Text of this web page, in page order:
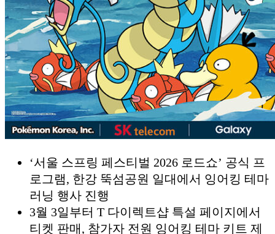
‘서울 스프링 페스티벌 2026 로드쇼’ 공식 프
로그램, 한강 뚝섬공원 일대에서 잉어킹 테마
러닝 행사 진행
3월 3일부터 T 다이렉트샵 특설 페이지에서
티켓 판매, 참가자 전원 잉어킹 테마 키트 제